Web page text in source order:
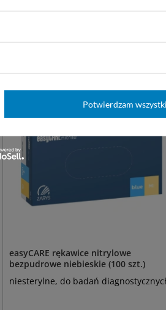
easyCARE rękawice nitrylowe
bezpudrowe niebieskie (100 szt.)
niesterylne, do badań
Potwierdzam